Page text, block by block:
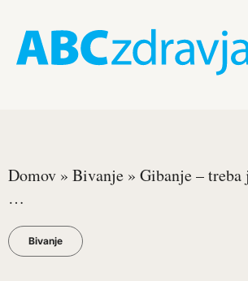
Domov » Bivanje » Gibanje – treba
…
Bivanje